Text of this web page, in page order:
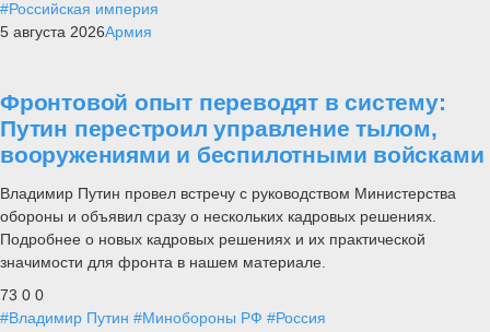
#Российская империя
5 августа 2026Армия
Фронтовой опыт переводят в систему:
Путин перестроил управление тылом,
вооружениями и беспилотными войсками
Владимир Путин провел встречу с руководством Министерства
обороны и объявил сразу о нескольких кадровых решениях.
Подробнее о новых кадровых решениях и их практической
значимости для фронта в нашем материале.
73 0 0
#Владимир Путин #Минобороны РФ #Россия